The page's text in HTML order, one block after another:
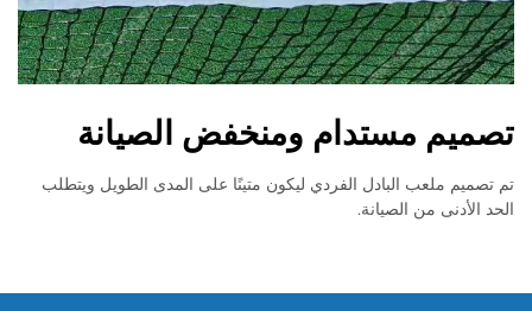
تصميم مستدام ومنخفض الصيانة
تم تصميم ملعب البادل الفردي ليكون متينًا على المدى الطويل ويتطلب
الحد الأدنى من الصيانة.